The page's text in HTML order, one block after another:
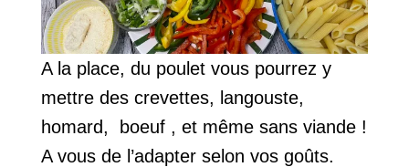
A la place, du poulet vous pourrez y
mettre des crevettes, langouste,
homard, boeuf , et même sans viande !
A vous de l’adapter selon vos goûts.